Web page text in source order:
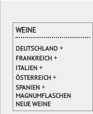
WEINE
DEUTSCHLAND+
FRANKREICH+
ITALIEN+
ÖSTERREICH+
SPANIEN+
MAGNUMFLASCHEN
NEUE WEINE